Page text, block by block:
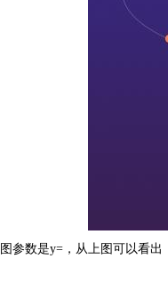
参数是y=，从上图可以看出